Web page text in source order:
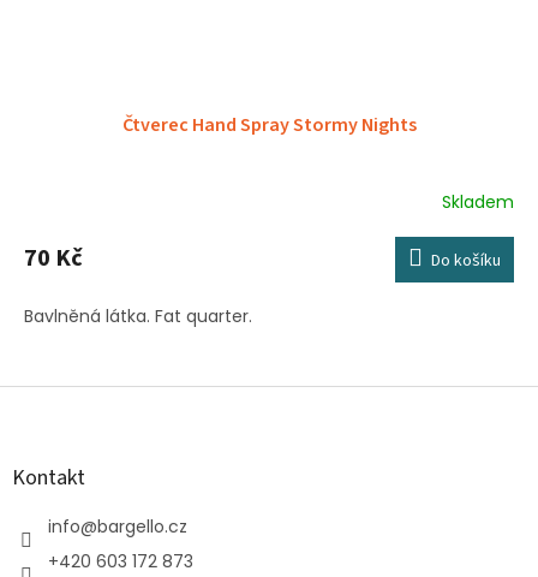
Čtverec Hand Spray Stormy Nights
Skladem
70 Kč Do košíku
Bavlněná látka. Fat quarter.
Z
Kontakt
info@bargello.cz
+420 603 172 873